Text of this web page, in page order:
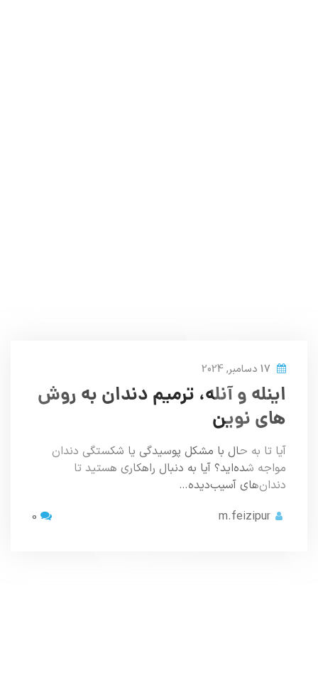
اینله و آنله، ترمیم دندان به روش
های نوین
آیا تا به حال با مشکل پوسیدگی یا شکستگی دندان
مواجه شده‌اید؟ آیا به دنبال راهکاری هستید تا
دندان‌های آسیب‌دیده…
m.feizipur